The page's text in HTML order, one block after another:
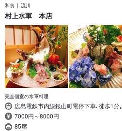
和食 流川
村上水軍 本店
完全個室の水軍料理
広島電鉄市内線銀山町電停下車､徒歩1分｡
7000円～8000円
85席